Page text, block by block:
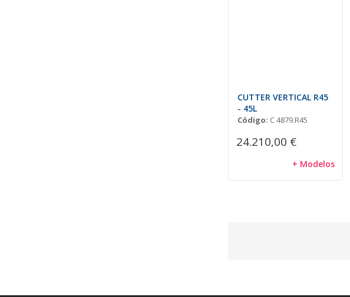
CUTTER VERTICAL R45
- 45L
Código: C 4879.R45
24.210,00 €
+ Modelos